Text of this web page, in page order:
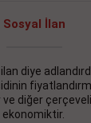
Sosyal İlan
diye
ve diğer
ekonomiktir.
- 11.09.2018
4 katlı bina